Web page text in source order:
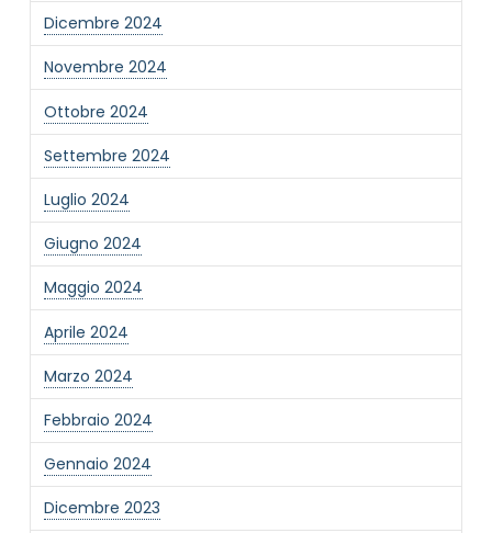
Dicembre 2024
Novembre 2024
Ottobre 2024
Settembre 2024
Luglio 2024
Giugno 2024
Maggio 2024
Aprile 2024
Marzo 2024
Febbraio 2024
Gennaio 2024
Dicembre 2023